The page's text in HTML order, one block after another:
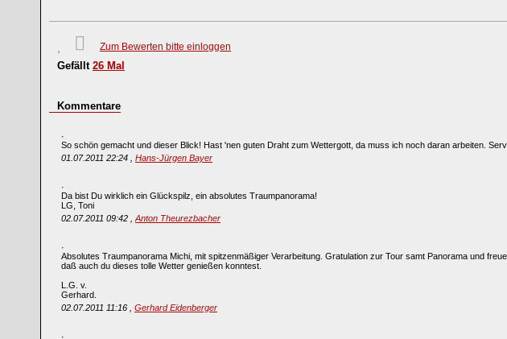
Zum Bewerten bitte einloggen
Gefällt 26 Mal
Kommentare
So schön gemacht und dieser Blick! Hast 'nen guten Draht zum Wettergott, da muss ich noch daran arbeiten.
01.07.2011 22:24 , Hans-Jürgen Bayer
Da bist Du wirklich ein Glückspilz, ein absolutes Traumpanorama!
LG, Toni
02.07.2011 09:42 , Anton Theurezbacher
Absolutes Traumpanorama Michi, mit spitzenmäßiger Verarbeitung. Gratulation zur Tour samt Panorama und freue
daß auch du dieses tolle Wetter genießen konntest.
L.G. v.
Gerhard.
02.07.2011 11:16 , Gerhard Eidenberger